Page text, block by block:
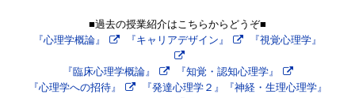
■過去の授業紹介はこちらからどうぞ■
『心理学概論』
『キャリアデザイン』 『視覚心理学』
『臨床心理学概論』
『知覚・認知心理学』
『心理学への招待』
『発達心理学２』『神経・生理心理学』